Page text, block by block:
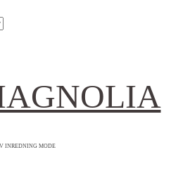
INREDNING MODE